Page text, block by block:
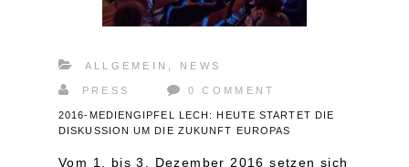
ALLGEMEIN NEWS
PRESS 0 COMMENT
2016-MEDIENGIPFEL LECH: HEUTE STARTET DIE
DISKUSSION UM DIE ZUKUNFT EUROPAS
Vom 1. bis 3. Dezember 2016 setzen sich